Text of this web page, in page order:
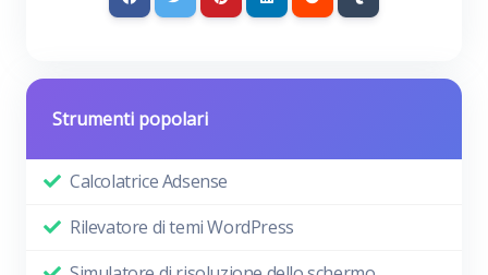
Strumenti popolari
Calcolatrice Adsense
Rilevatore di temi WordPress